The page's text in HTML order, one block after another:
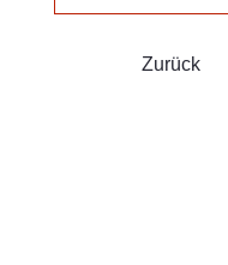
Zurück